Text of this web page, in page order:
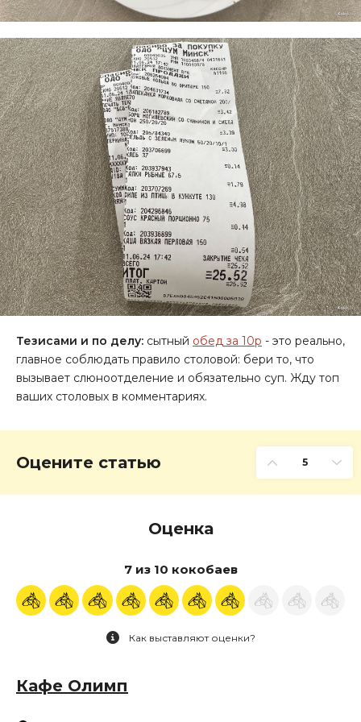
Тезисами и по делу: сытный обед за 10р - это реально,
главное соблюдать правило столовой: бери то, что
вызывает слюноотделение и обязательно суп. Жду топ
ваших столовых в комментариях.
Оцените статью 5
Оценка
7 из 10 кокобаев
Как выставляют оценки?
Кафе Олимп